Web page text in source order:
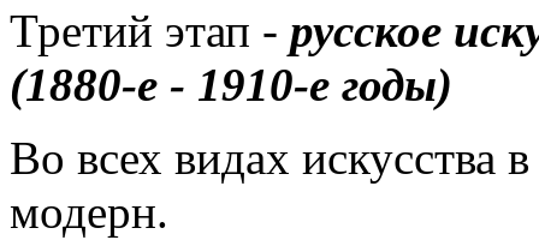
Третий этап - русское
(1880-е - 1910-е годы)
Во всех видах искусства
модерн.